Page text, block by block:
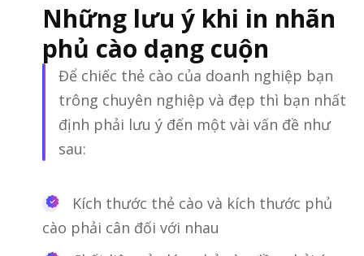
Những lưu ý khi in nhãn
phủ cào dạng cuộn
Để chiếc thẻ cào của doanh nghiệp bạn
trông chuyên nghiệp và đẹp thì bạn nhất
định phải lưu ý đến một vài vấn đề như
sau:
Kích thước thẻ cào và kích thước phủ
cào phải cân đối với nhau